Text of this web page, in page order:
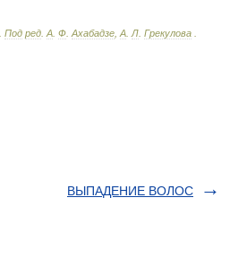
Под ред А Ф Ахабадзе А Л Грекулова
ВЫПАДЕНИЕ ВОЛОС